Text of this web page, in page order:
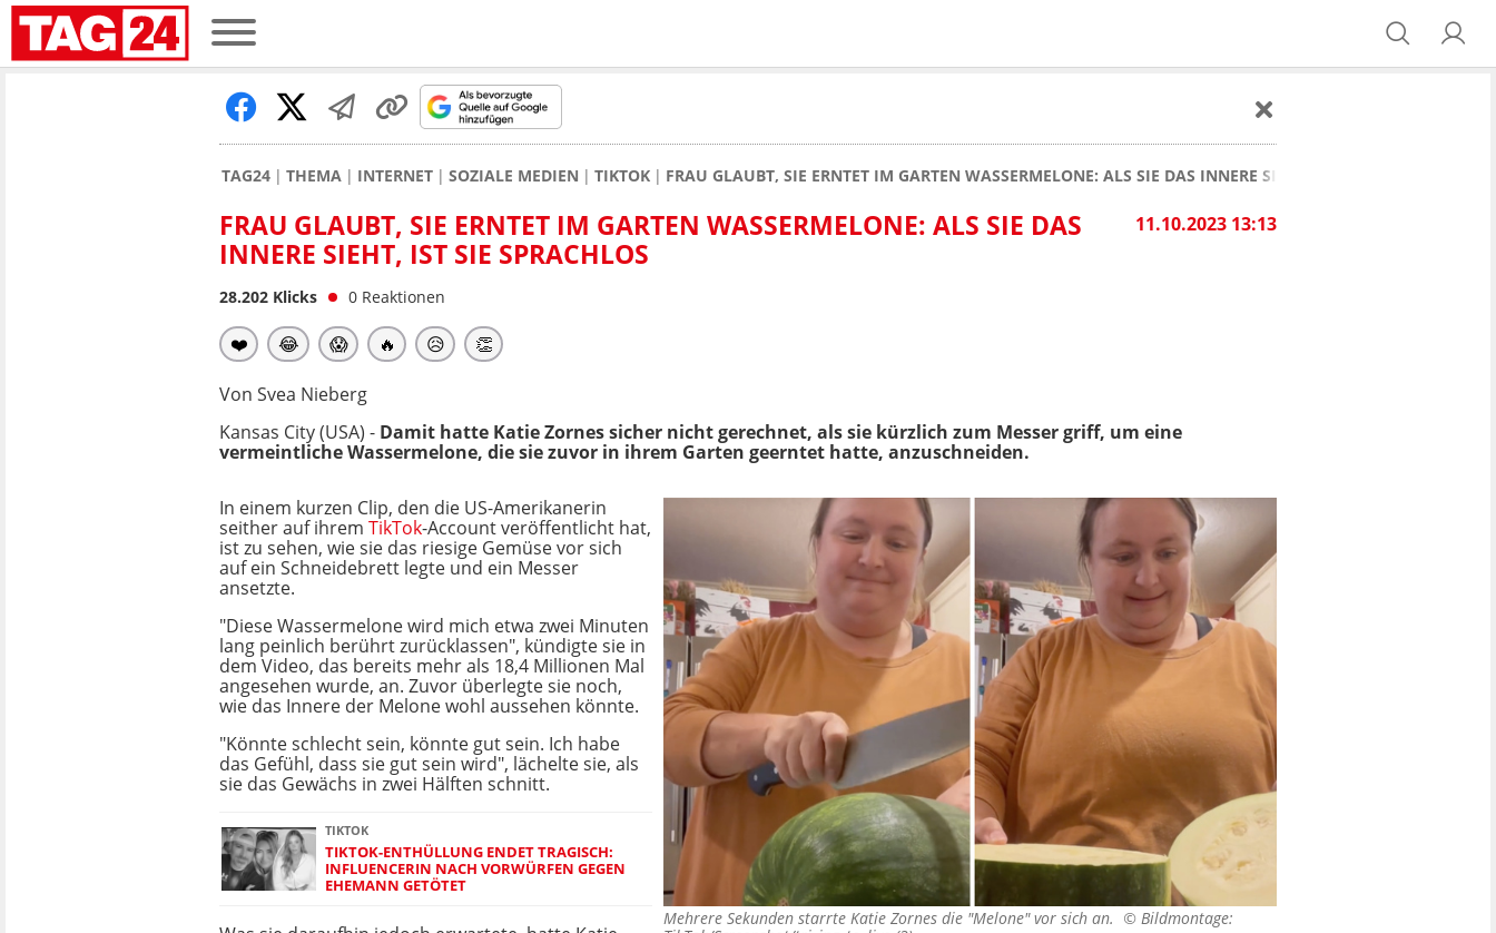
TAG24 THEMA INTERNET SOZIALE MEDIEN TIKTOK FRAU GLAUBT, SIE ERNTET IM GARTEN WASSERMELONE: ALS SIE DAS INNERE SIEHT, IST SIE SPRACHLOS
11.10.2023 13:13
FRAU GLAUBT, SIE ERNTET IM GARTEN WASSERMELONE: ALS SIE DAS
INNERE SIEHT, IST SIE SPRACHLOS
28.202 Klicks 0 Reaktionen
❤️ 😂 😱 🔥 😥 👏
Von Svea Nieberg
Kansas City (USA) - Damit hatte Katie Zornes sicher nicht gerechnet, als sie kürzlich zum Messer griff, um eine
vermeintliche Wassermelone, die sie zuvor in ihrem Garten geerntet hatte, anzuschneiden.
Mehrere Sekunden starrte Katie Zornes die "Melone" vor sich an. © Bildmontage:
In einem kurzen Clip, den die US-Amerikanerin
seither auf ihrem TikTok-Account veröffentlicht hat,
ist zu sehen, wie sie das riesige Gemüse vor sich
auf ein Schneidebrett legte und ein Messer
ansetzte.
"Diese Wassermelone wird mich etwa zwei Minuten
lang peinlich berührt zurücklassen", kündigte sie in
dem Video, das bereits mehr als 18,4 Millionen Mal
angesehen wurde, an. Zuvor überlegte sie noch,
wie das Innere der Melone wohl aussehen könnte.
"Könnte schlecht sein, könnte gut sein. Ich habe
das Gefühl, dass sie gut sein wird", lächelte sie, als
sie das Gewächs in zwei Hälften schnitt.
TIKTOK
TIKTOK-ENTHÜLLUNG ENDET TRAGISCH:
INFLUENCERIN NACH VORWÜRFEN GEGEN
EHEMANN GETÖTET